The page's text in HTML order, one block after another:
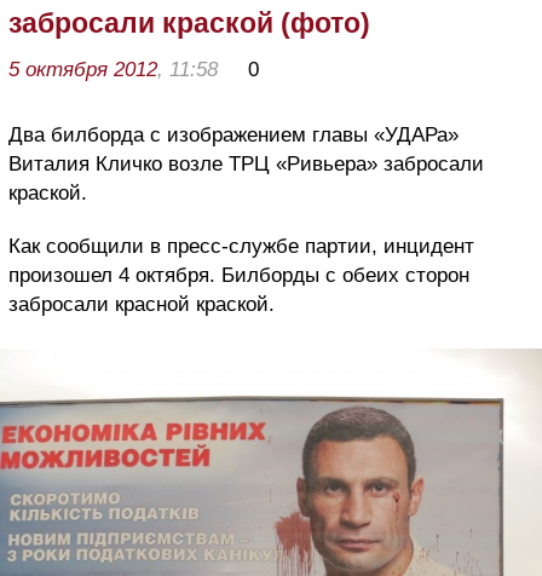
забросали краской (фото)
5 октября 2012, 11:58 0
Два билборда с изображением главы «УДАРа»
Виталия Кличко возле ТРЦ «Ривьера» забросали
краской.
Как сообщили в пресс-службе партии, инцидент
произошел 4 октября. Билборды с обеих сторон
забросали красной краской.